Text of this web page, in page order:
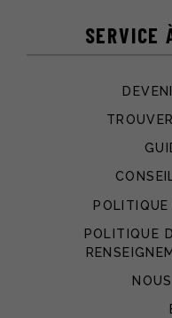
SERVICE
POLITIQUE
POLITIQUE